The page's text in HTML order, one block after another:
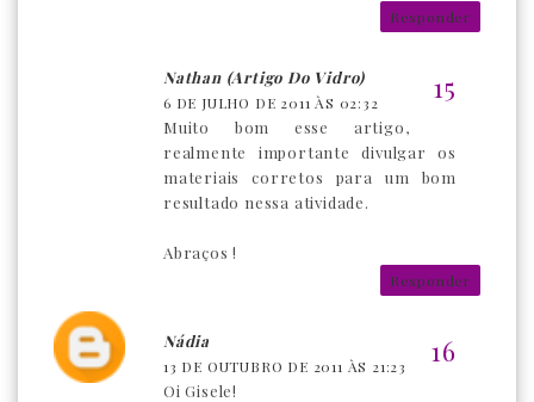
Responder
Nathan (Artigo Do Vidro)
6 DE JULHO DE 2011 ÀS 02:32
Muito bom esse artigo,
realmente importante divulgar os
materiais corretos para um bom
resultado nessa atividade.
Abraços !
Responder
Nádia
13 DE OUTUBRO DE 2011 ÀS 21:23
Oi Gisele!